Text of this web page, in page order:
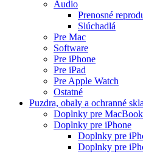
Audio
Prenosné
Slúchadlá
Pre Mac
Software
Pre iPhone
Pre iPad
Pre Apple Watch
Ostatné
Puzdra, obaly a ochranné skla
Doplnky pre MacBook
Doplnky pre iPhone
Doplnky pre
Doplnky pre